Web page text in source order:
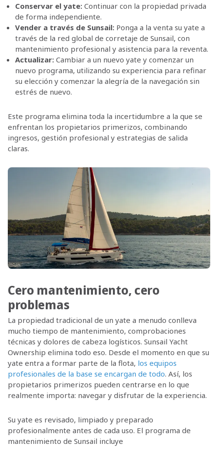
Conservar el yate:Continuar con la propiedad privada
de forma independiente.
Vender a través de Sunsail:Ponga a la venta su yate a
través de la red global de corretaje de Sunsail, con
mantenimiento profesional y asistencia para la reventa.
Actualizar:Cambiar a un nuevo yate y comenzar un
nuevo programa, utilizando su experiencia para refinar
su elección y comenzar la alegría de la navegación sin
estrés de nuevo.
Este programa elimina toda la incertidumbre a la que se
enfrentan los propietarios primerizos, combinando
ingresos, gestión profesional y estrategias de salida
claras.
Cero mantenimiento, cero
problemas
La propiedad tradicional de un yate a menudo conlleva
mucho tiempo de mantenimiento, comprobaciones
técnicas y dolores de cabeza logísticos. Sunsail Yacht
Ownership elimina todo eso. Desde el momento en que su
yate entra a formar parte de la flota, los equipos
profesionales de la base se encargan de todo. Así, los
propietarios primerizos pueden centrarse en lo que
realmente importa: navegar y disfrutar de la experiencia.
Su yate es revisado, limpiado y preparado
profesionalmente antes de cada uso. El programa de
mantenimiento de Sunsail incluye